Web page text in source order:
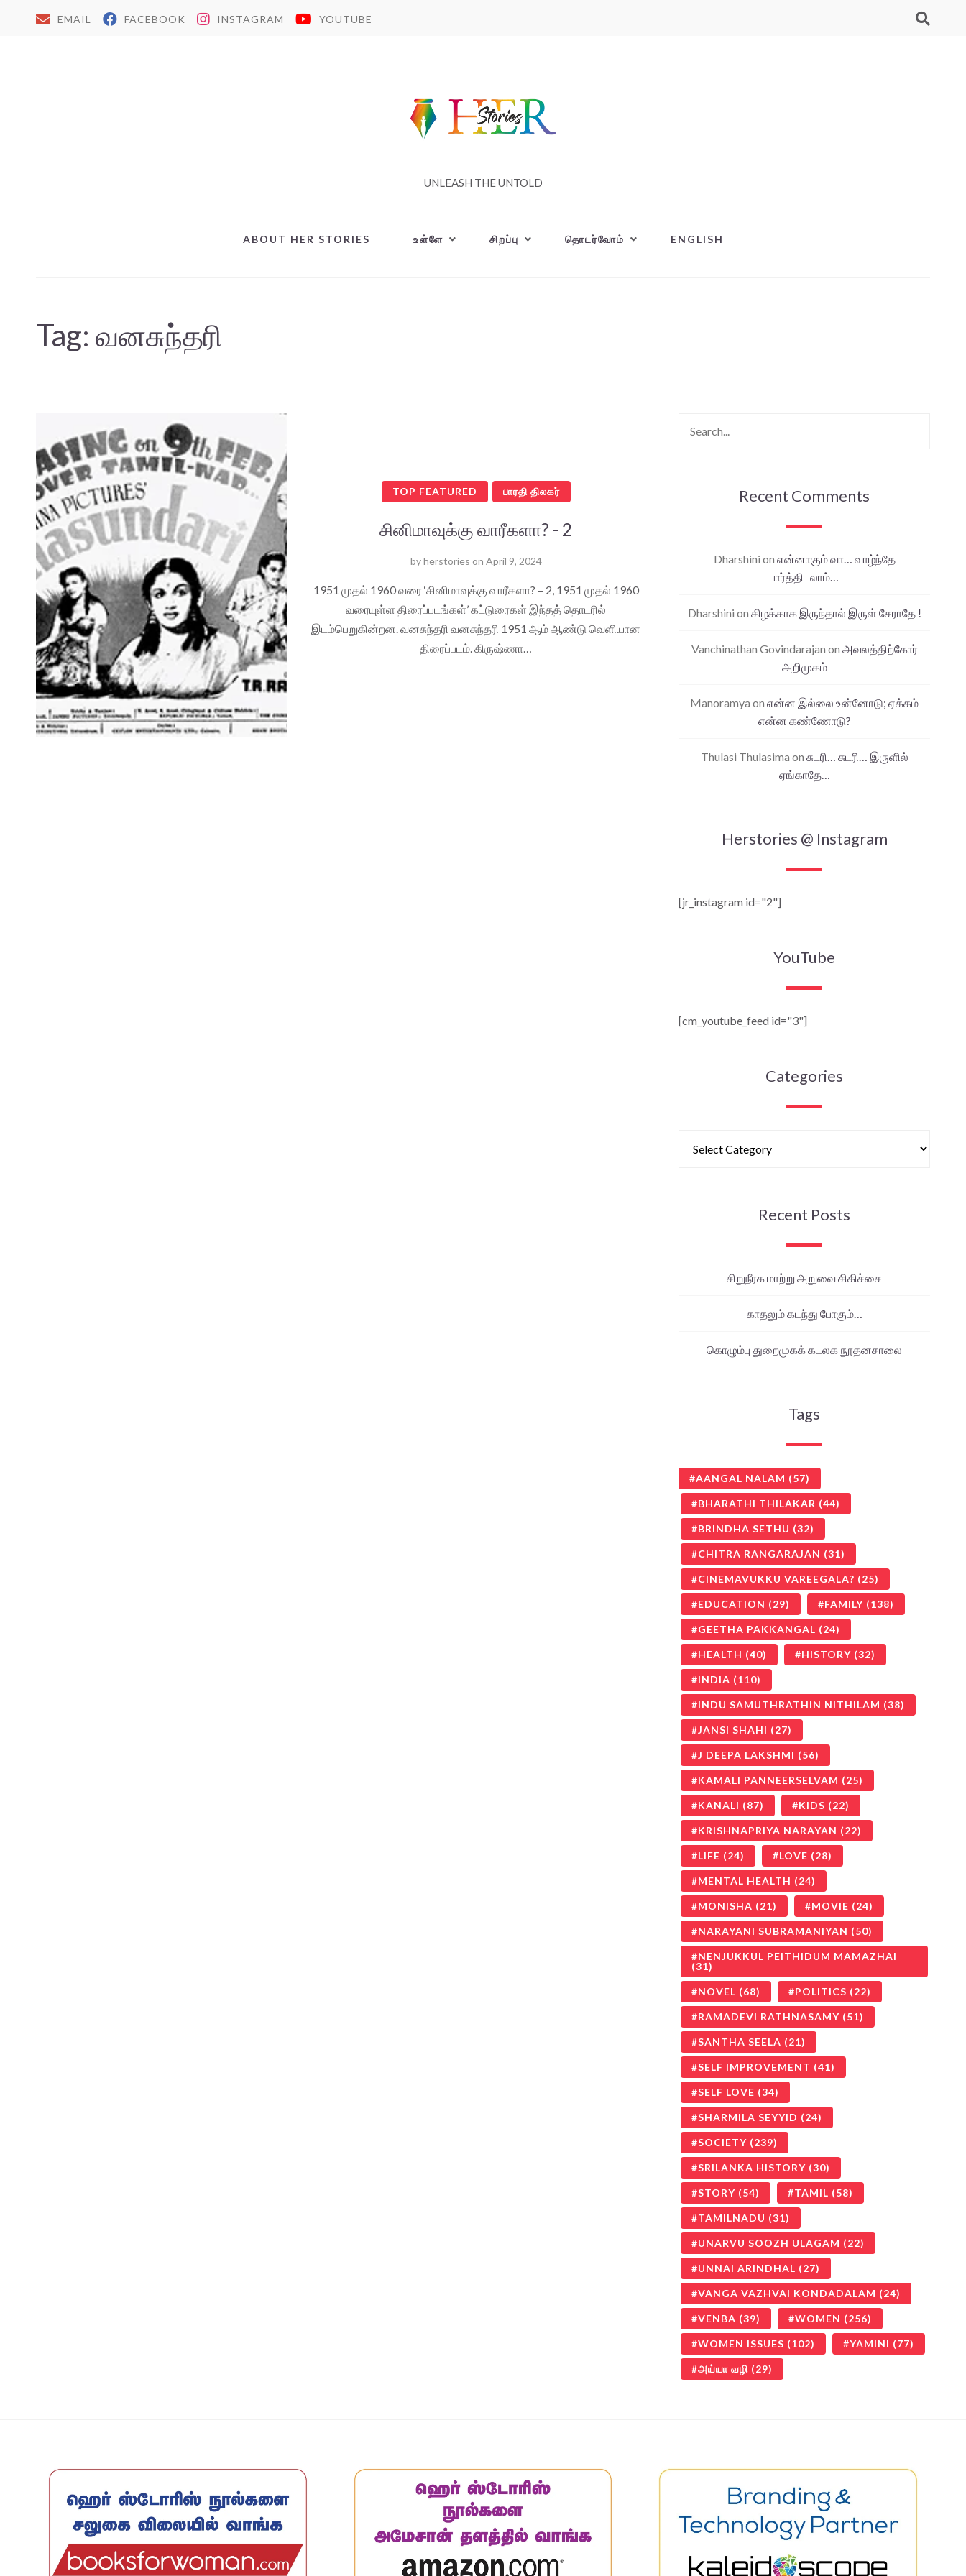
EMAIL FACEBOOK INSTAGRAM YOUTUBE
UNLEASH THE UNTOLD
ABOUT HER STORIES உள்ளே சிறப்பு தொடர்வோம் ENGLISH
Tag: வனசுந்தரி
TOP FEATURED பாரதி திலகர்
சினிமாவுக்கு வாரீகளா? - 2
byherstories on April 9, 2024
1951 முதல் 1960 வரை ‘சினிமாவுக்கு வாரீகளா? – 2, 1951 முதல் 1960
வரையுள்ள திரைப்படங்கள்’ கட்டுரைகள் இந்தத் தொடரில்
இடம்பெறுகின்றன. வனசுந்தரி வனசுந்தரி 1951 ஆம் ஆண்டு வெளியான
திரைப்படம். கிருஷ்ணா…
Recent Comments
Dharshini on என்னாகும் வா… வாழ்ந்தே
பார்த்திடலாம்…
Dharshini on கிழக்காக இருந்தால் இருள் சேராதே !
Vanchinathan Govindarajan on அவலத்திற்கோர்
அறிமுகம்
Manoramya on என்ன இல்லை உன்னோடு; ஏக்கம்
என்ன கண்ணோடு?
Thulasi Thulasima on சுடரி… சுடரி… இருளில்
ஏங்காதே…
Herstories @ Instagram
[jr_instagram id="2"]
YouTube
[cm_youtube_feed id="3"]
Categories
Recent Posts
சிறுநீரக மாற்று அறுவை சிகிச்சை
காதலும் கடந்து போகும்…
கொழும்பு துறைமுகக் கடலக நூதனசாலை
Tags
AANGAL NALAM (57)
BHARATHI THILAKAR (44)
BRINDHA SETHU (32)
CHITRA RANGARAJAN (31)
CINEMAVUKKU VAREEGALA? (25)
EDUCATION (29) FAMILY (138)
GEETHA PAKKANGAL (24)
HEALTH (40) HISTORY (32)
INDIA (110)
INDU SAMUTHRATHIN NITHILAM (38)
JANSI SHAHI (27)
J DEEPA LAKSHMI (56)
KAMALI PANNEERSELVAM (25)
KANALI (87) KIDS (22)
KRISHNAPRIYA NARAYAN (22)
LIFE (24) LOVE (28)
MENTAL HEALTH (24)
MONISHA (21) MOVIE (24)
NARAYANI SUBRAMANIYAN (50)
NENJUKKUL PEITHIDUM MAMAZHAI
(31)
NOVEL (68) POLITICS (22)
RAMADEVI RATHNASAMY (51)
SANTHA SEELA (21)
SELF IMPROVEMENT (41)
SELF LOVE (34)
SHARMILA SEYYID (24)
SOCIETY (239)
SRILANKA HISTORY (30)
STORY (54) TAMIL (58)
TAMILNADU (31)
UNARVU SOOZH ULAGAM (22)
UNNAI ARINDHAL (27)
VANGA VAZHVAI KONDADALAM (24)
VENBA (39) WOMEN (256)
WOMEN ISSUES (102) YAMINI (77)
அய்யா வழி (29)